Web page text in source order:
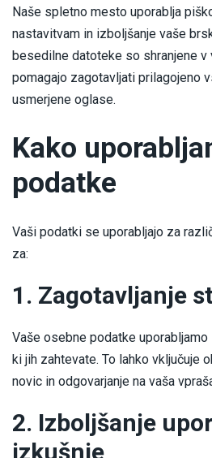
Naše spletno mesto uporablja
nastavitvam in izboljšanje vaše
besedilne datoteke so shranjene v
pomagajo zagotavljati prilagojeno
usmerjene oglase.
Kako
podatke
Vaši podatki se uporabljajo za
za:
1. Zagotavljanje
Vaše osebne podatke
ki jih zahtevate. To lahko vključuje
novic in odgovarjanje na vaša
2. Izboljšanje
izkušnje